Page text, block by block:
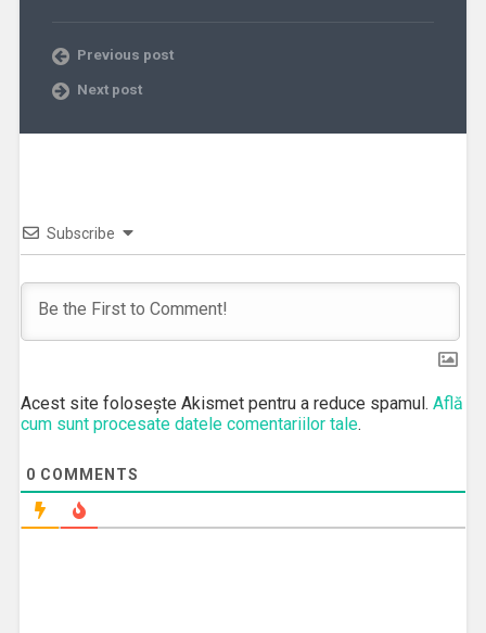
Previous post
Next post
Subscribe
Acest site folosește Akismet pentru a reduce spamul. Află
cum sunt procesate datele comentariilor tale.
0 COMMENTS